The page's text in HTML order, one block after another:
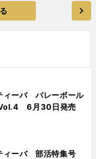
ィーバ バレーボール
6月30日発売
ィーバ 部活特集号